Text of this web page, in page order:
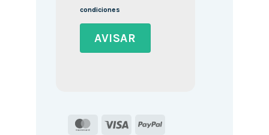
condiciones
MasterCard
Visa
PayPal